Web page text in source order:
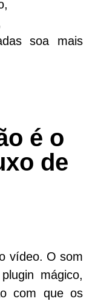
soa mais
é o
de
vídeo. O som
mágico,
com que os